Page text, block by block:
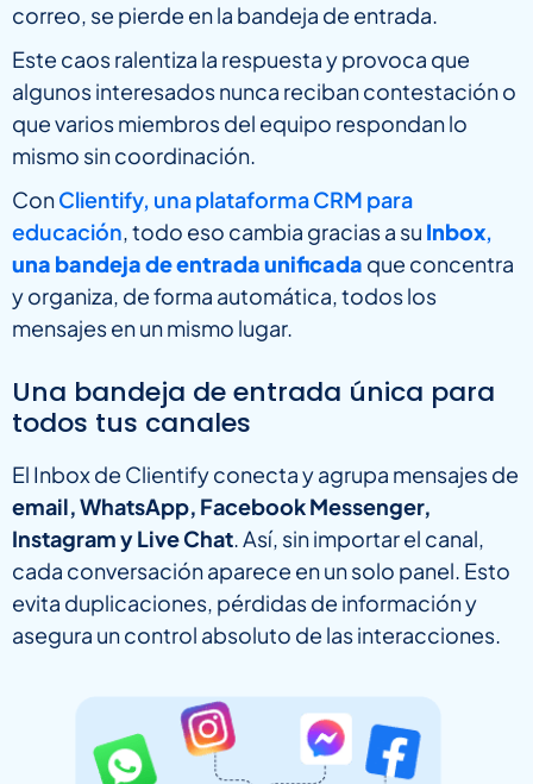
correo, se pierde en la bandeja de entrada.
Este caos ralentiza la respuesta y provoca que
algunos interesados nunca reciban contestación o
que varios miembros del equipo respondan lo
mismo sin coordinación.
ConClientify, una plataforma CRM para
educación, todo eso cambia gracias a su Inbox,
una bandeja de entrada unificada que concentra
y organiza, de forma automática, todos los
mensajes en un mismo lugar.
Una bandeja de entrada única para
todos tus canales
El Inbox de Clientify conecta y agrupa mensajes de
email, WhatsApp, Facebook Messenger,
Instagram y Live Chat. Así, sin importar el canal,
cada conversación aparece en un solo panel. Esto
evita duplicaciones, pérdidas de información y
asegura un control absoluto de las interacciones.